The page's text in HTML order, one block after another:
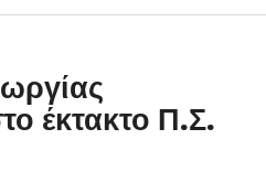
έκτακτο Π.Σ.